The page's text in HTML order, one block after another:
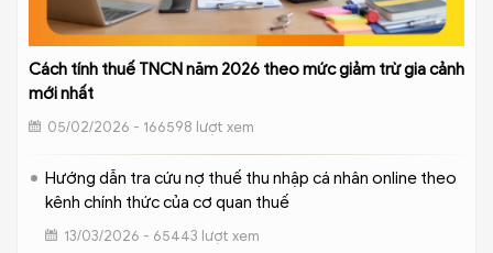
Cách tính thuế TNCN năm 2026 theo mức giảm trừ gia cảnh
mới nhất
05/02/2026 - 166598 lượt xem
Hướng dẫn tra cứu nợ thuế thu nhập cá nhân online theo
kênh chính thức của cơ quan thuế
13/03/2026 - 65443 lượt xem